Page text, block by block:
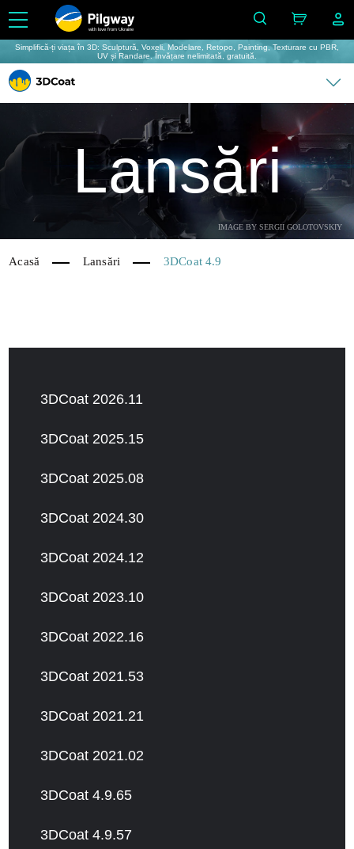
with love from Ukraine
Simplifică-ți viața în 3D: Sculptură, Voxeli, Modelare, Retopo, Painting, Texturare cu PBR,
UV și Randare. Învățare nelimitată, gratuită.
IMAGE BY SERGII GOLOTOVSKIY
Lansări
Acasă Lansări 3DCoat 4.9
3DCoat 2026.11
3DCoat 2025.15
3DCoat 2025.08
3DCoat 2024.30
3DCoat 2024.12
3DCoat 2023.10
3DCoat 2022.16
3DCoat 2021.53
3DCoat 2021.21
3DCoat 2021.02
3DCoat 4.9.65
3DCoat 4.9.57